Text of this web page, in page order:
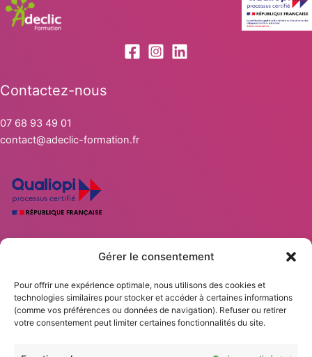
Gérer le consentement
Pour offrir une expérience optimale, nous utilisons des cookies et
technologies similaires pour stocker et accéder à certaines informations
(comme vos préférences ou données de navigation). Refuser ou retirer
votre consentement peut limiter certaines fonctionnalités du site.
Contactez-nous
07 68 93 49 01
contact@adeclic-formation.fr
Nos solutions DISC
Calendrier des formations
Accompagnements
Blog